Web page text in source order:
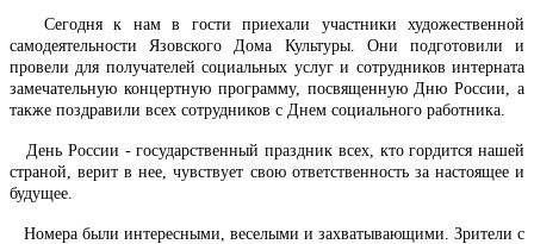
Сегодня к нам в гости приехали участники художественной
самодеятельности Язовского Дома Культуры. Они подготовили и
провели для получателей социальных услуг и сотрудников интерната
замечательную концертную программу, посвященную Дню России, а
также поздравили всех сотрудников с Днем социального работника.
День России - государственный праздник всех, кто гордится нашей
страной, верит в нее, чувствует свою ответственность за настоящее и
будущее.
Номера были интересными, веселыми и захватывающими. Зрители с